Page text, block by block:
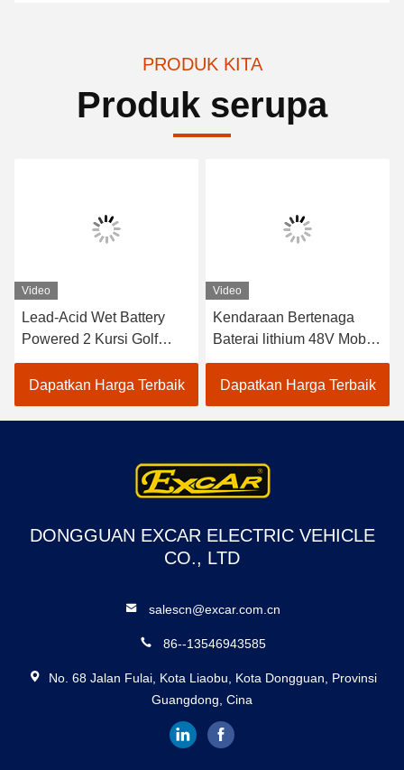
PRODUK KITA
Produk serupa
Video
Lead-Acid Wet Battery
Powered 2 Kursi Golf
Carts / Electric Buggy Car
Golf
Dapatkan Harga Terbaik
Video
Kendaraan Bertenaga
Baterai lithium 48V Mobil
Golf Listrik EXCAR
A1S6+2 Putih
Dapatkan Harga Terbaik
DONGGUAN EXCAR ELECTRIC VEHICLE
CO., LTD
salescn@excar.com.cn
86--13546943585
No. 68 Jalan Fulai, Kota Liaobu, Kota Dongguan, Provinsi
Guangdong, Cina